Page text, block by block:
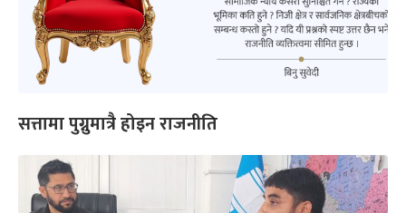
सत्तामा पुग्नुमात्रै होइन राजनीति